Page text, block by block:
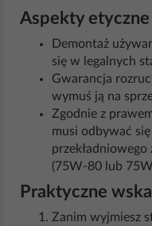
Aspekty
Demontaż
się w legalnych
Gwarancja
wymuś ją na
Zgodnie z
musi odbywać
przekładniowego
(75W-80 lub
Praktyczne
Zanim wyjmiesz